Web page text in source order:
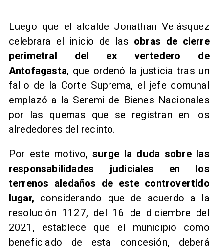
Luego que el alcalde Jonathan Velásquez
celebrara el inicio de las obras de cierre
perimetral del ex vertedero de
Antofagasta, que ordenó la justicia tras un
fallo de la Corte Suprema, el jefe comunal
emplazó a la Seremi de Bienes Nacionales
por las quemas que se registran en los
alrededores del recinto.
Por este motivo,surge la duda sobre las
responsabilidades judiciales en los
terrenos aledaños de este controvertido
lugar, considerando que de acuerdo a la
resolución 1127, del 16 de diciembre del
2021, establece que el municipio como
beneficiado de esta concesión, deberá